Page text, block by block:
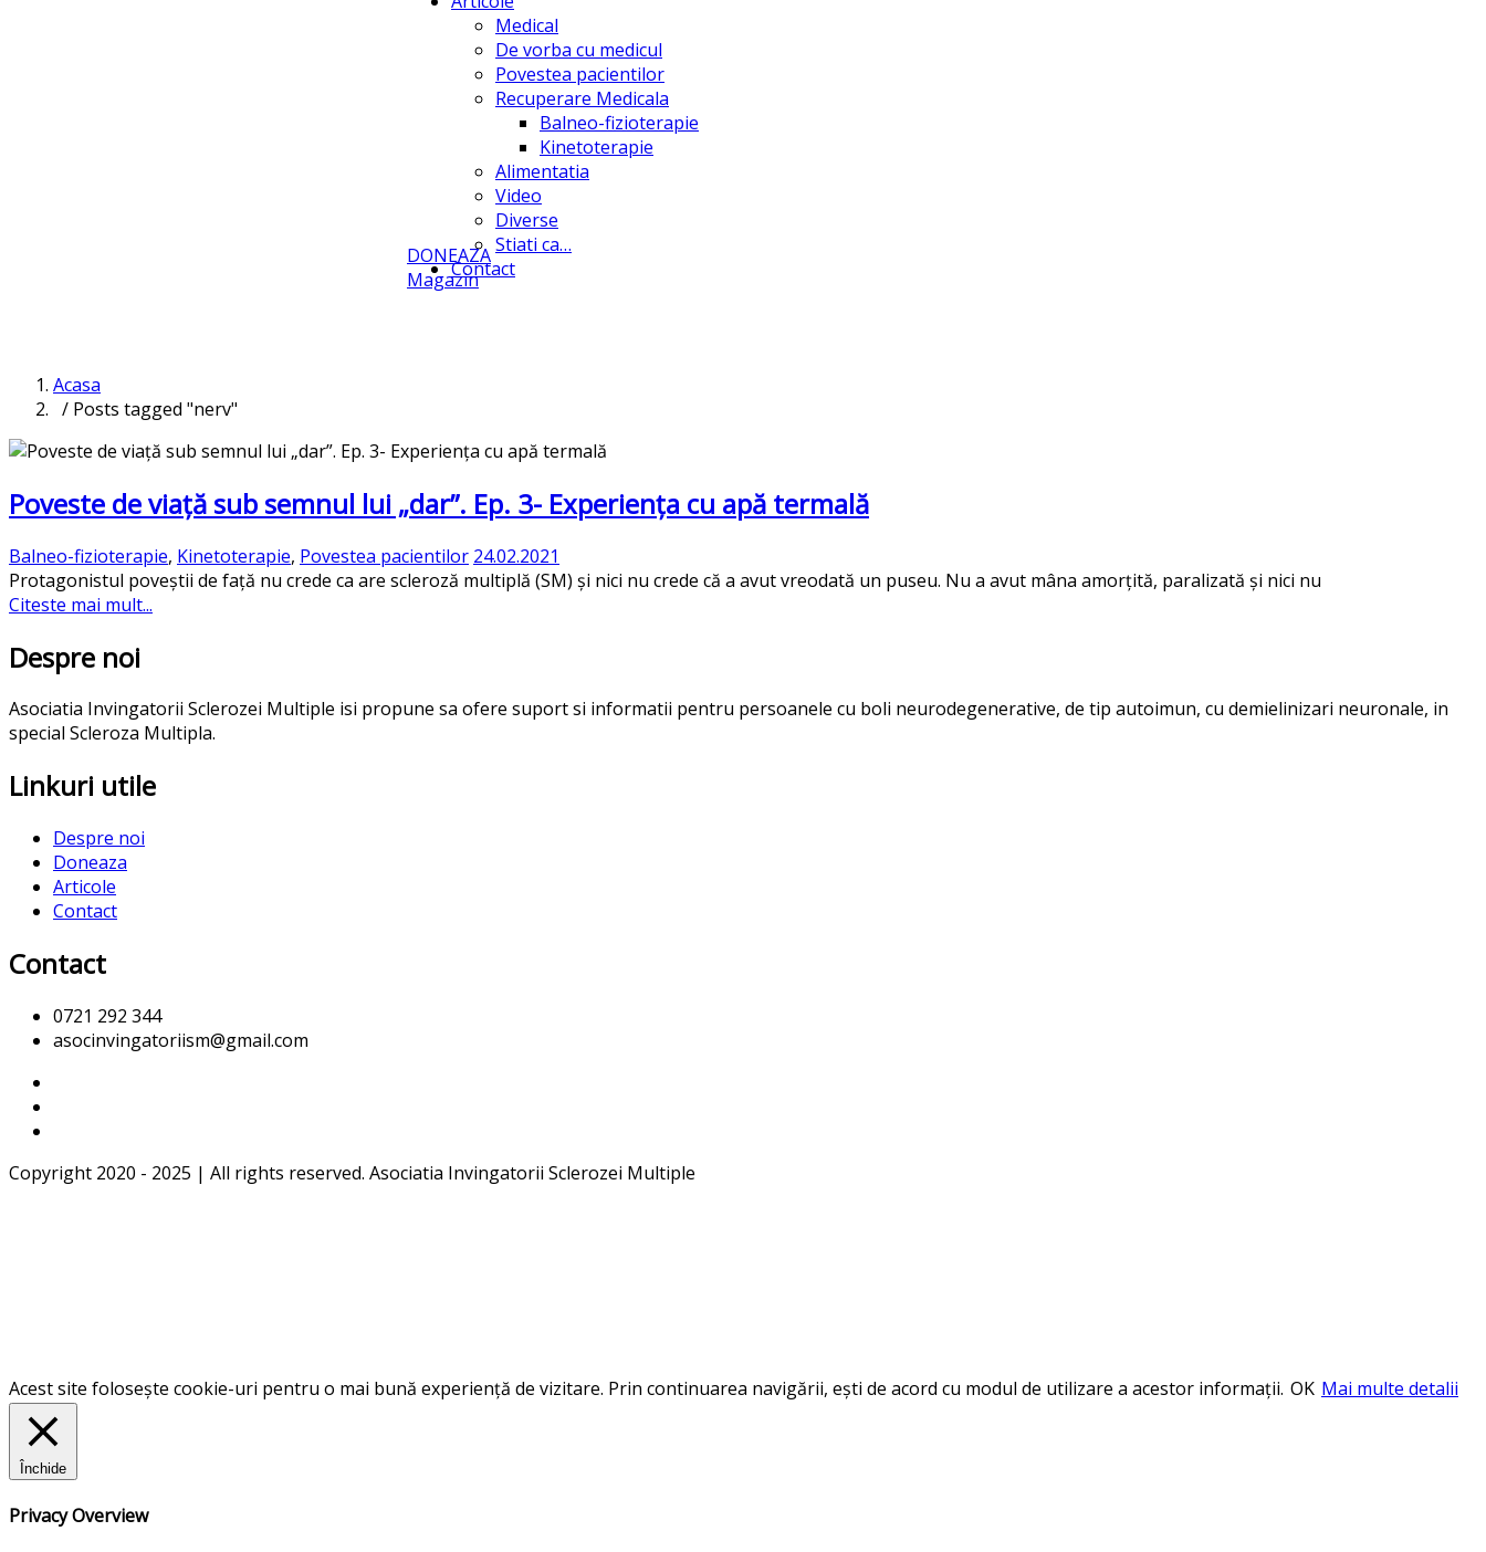
Medical
De vorba cu medicul
Povestea pacientilor
Recuperare Medicala
Balneo-fizioterapie
Kinetoterapie
Alimentatia
Video
Diverse
Stiati ca…
Contact
DONEAZA
Magazin
Acasa
/ Posts tagged "nerv"
Poveste de viață sub semnul lui „dar”. Ep. 3- Experiența cu apă termală
Balneo-fizioterapie, Kinetoterapie, Povestea pacientilor 24.02.2021
Protagonistul poveștii de față nu crede ca are scleroză multiplă (SM) și nici nu crede că a avut vreodată un puseu. Nu a avut mâna amorțită, paralizată și nici nu
Citeste mai mult...
Despre noi
Asociatia Invingatorii Sclerozei Multiple isi propune sa ofere suport si informatii pentru persoanele cu boli neurodegenerative, de tip autoimun, cu demielinizari neuronale, in
special Scleroza Multipla.
Linkuri utile
Despre noi
Doneaza
Articole
Contact
Contact
0721 292 344
asocinvingatoriism@gmail.com
Copyright 2020 - 2025 | All rights reserved. Asociatia Invingatorii Sclerozei Multiple
Acest site folosește cookie-uri pentru o mai bună experiență de vizitare. Prin continuarea navigării, ești de acord cu modul de utilizare a acestor informații. OK Mai multe detalii
Închide
Privacy Overview